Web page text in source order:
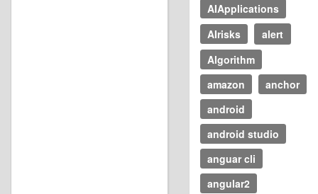
AIApplications
AIrisks
alert
Algorithm
amazon
anchor
android
android studio
anguar cli
angular2